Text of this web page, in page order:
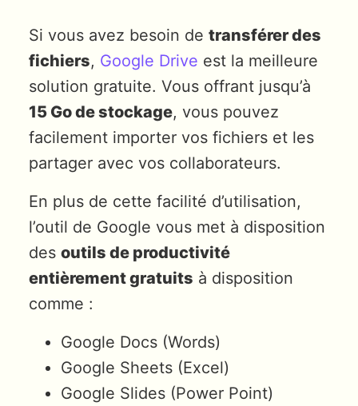
Si vous avez besoin de transférer des
fichiers, Google Drive est la meilleure
solution gratuite. Vous offrant jusqu’à
15 Go de stockage, vous pouvez
facilement importer vos fichiers et les
partager avec vos collaborateurs.
En plus de cette facilité d’utilisation,
l’outil de Google vous met à disposition
des outils de productivité
entièrement gratuits à disposition
comme :
Google Docs (Words)
Google Sheets (Excel)
Google Slides (Power Point)